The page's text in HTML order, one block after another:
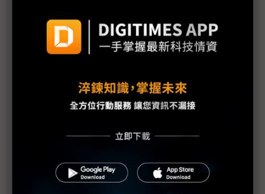
疫情進行式 韓廠全球設點多鏈避險
越南特許 三星300人包機搶進北越
廣州廠稼動在即 LGD包機送百人進中國